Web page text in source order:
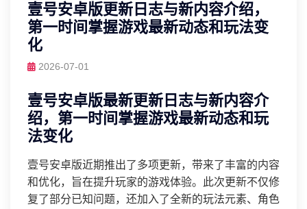
壹号安卓版更新日志与新内容介绍，
第一时间掌握游戏最新动态和玩法变
化
2026-07-01
壹号安卓版最新更新日志与新内容介
绍，第一时间掌握游戏最新动态和玩
法变化
壹号安卓版近期推出了多项更新，带来了丰富的内容
和优化，旨在提升玩家的游戏体验。此次更新不仅修
复了部分已知问题，还加入了全新的玩法元素、角色